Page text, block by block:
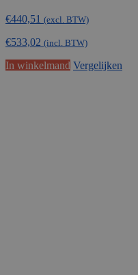
€440,51 (excl. BTW)
€533,02 (incl. BTW)
In winkelmand Vergelijken